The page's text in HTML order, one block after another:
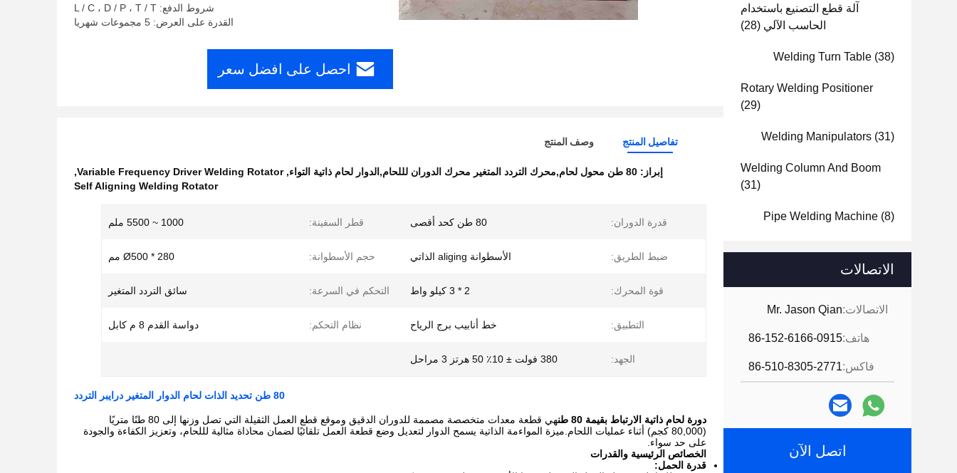
آلة قطع التصنيع باستخدام
الحاسب الآلي (28)
Welding Turn Table (38)
Rotary Welding Positioner
(29)
Welding Manipulators (31)
Welding Column And Boom
(31)
Pipe Welding Machine (8)
الاتصالات
الاتصالات:Mr. Jason Qian
هاتف:86-152-6166-0915
فاكس:86-510-8305-2771
اتصل الآن
شروط الدفع: L / C ، D / P ، T / T
القدرة على العرض: 5 مجموعات شهريا
احصل على افضل سعر
تفاصيل المنتج وصف المنتج
إبراز: 80 طن محول لحام,محرك التردد المتغير محرك الدوران لللحام,الدوار لحام ذاتية التواء ,
Variable Frequency Driver Welding Rotator
,
Self Aligning Welding Rotator
قدرة الدوران: 80 طن كحد أقصى قطر السفينة: 1000 ~ 5500 ملم
ضبط الطريق: الأسطوانة aliging الذاتي حجم الأسطوانة: Ø500 * 280 مم
قوة المحرك: 2 * 3 كيلو واط التحكم في السرعة: سائق التردد المتغير
التطبيق: خط أنابيب برج الرياح نظام التحكم: دواسة القدم 8 م كابل
الجهد: 380 فولت ± 10٪ 50 هرتز 3 مراحل
80 طن تحديد الذات لحام الدوار المتغير درايبر التردد
دورة لحام ذاتية الارتباط بقيمة 80 طن
هي قطعة معدات متخصصة مصممة للدوران الدقيق وموقع قطع العمل الثقيلة التي تصل وزنها إلى 80 طنًا متريًا
(80,000 كجم) أثناء عمليات اللحام.ميزة المواءمة الذاتية يسمح الدوار لتعديل وضع قطعة العمل تلقائيًا لضمان محاذاة مثالية لللحام، وتعزيز الكفاءة والجودة
على حد سواء.
الخصائص الرئيسية والقدرات
قدرة الحمل: